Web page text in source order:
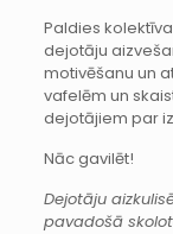
Paldies
dejotāju
motivēšanu un
vafelēm un
dejotājiem par
Nāc gavilēt!
Dejotāju
pavadošā